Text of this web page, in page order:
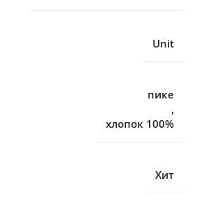
Unit
пике
,
хлопок 100%
Хит